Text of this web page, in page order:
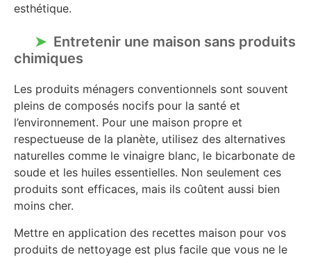
esthétique.
Entretenir une maison sans produits
chimiques
Les produits ménagers conventionnels sont souvent
pleins de composés nocifs pour la santé et
l’environnement. Pour une maison propre et
respectueuse de la planète, utilisez des alternatives
naturelles comme le vinaigre blanc, le bicarbonate de
soude et les huiles essentielles. Non seulement ces
produits sont efficaces, mais ils coûtent aussi bien
moins cher.
Mettre en application des recettes maison pour vos
produits de nettoyage est plus facile que vous ne le